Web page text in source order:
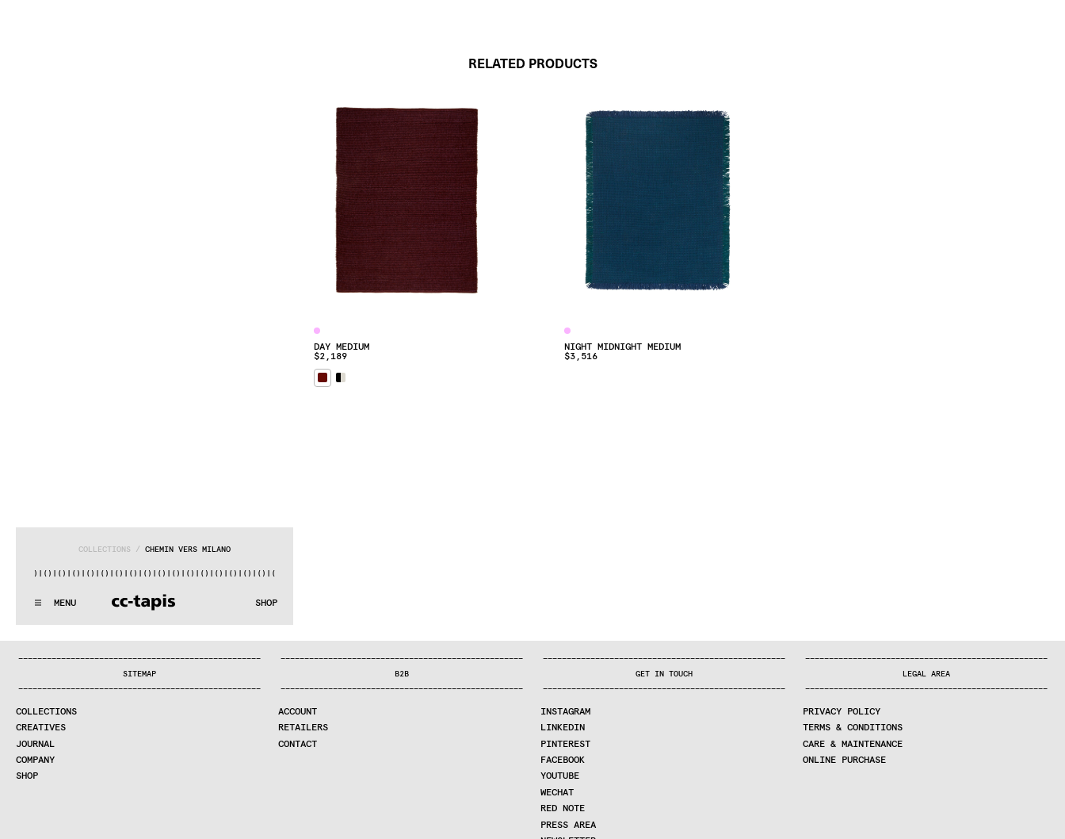
MENU SHOP
COLLECTIONS / CHEMIN VERS MILANO
|() |() |() |() |() |() |() |() |() |() |() |() |() |() |() |() |()
:..:^:..:^:. .:^:..:^:..:^:..:^:. .:^:..:^
WE MAKE RUGS
COMPANY
CONTRACT DIVISION
SHOP
RELATED PRODUCTS
DAY MEDIUM
$2,189
NIGHT MIDNIGHT MEDIUM
$3,516
———————————————————————————————————————————————————
SITEMAP
———————————————————————————————————————————————————
COLLECTIONS
CREATIVES
JOURNAL
COMPANY
SHOP
———————————————————————————————————————————————————
B2B
———————————————————————————————————————————————————
ACCOUNT
RETAILERS
CONTACT
———————————————————————————————————————————————————
GET IN TOUCH
———————————————————————————————————————————————————
INSTAGRAM
LINKEDIN
PINTEREST
FACEBOOK
YOUTUBE
WECHAT
RED NOTE
PRESS AREA
———————————————————————————————————————————————————
LEGAL AREA
———————————————————————————————————————————————————
PRIVACY POLICY
TERMS & CONDITIONS
CARE & MAINTENANCE
ONLINE PURCHASE